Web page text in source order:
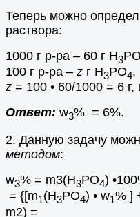
Теперь можно
раствора:
1000 г р-ра – 60 г H3PO
100 г р-ра – z г H3PO4,
z = 100 • 60/1000 = 6 г,
Ответ: w3% = 6%.
2. Данную задачу
методом:
w3% = m3(H3PO4)
= {[m1(H3PO4) • w1% ]
m2) =